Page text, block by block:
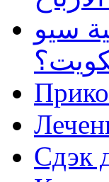
سيو
Сдэк